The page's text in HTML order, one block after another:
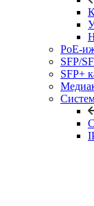
PoE-
SFP/
SFP+